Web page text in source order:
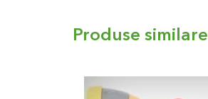
Produse similare